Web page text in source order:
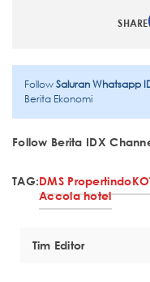
SHARE
FollowSaluran Whatsapp
Berita Ekonomi
Follow Berita IDX
TAG:DMS Propertindo
Accola hotel
Tim Editor